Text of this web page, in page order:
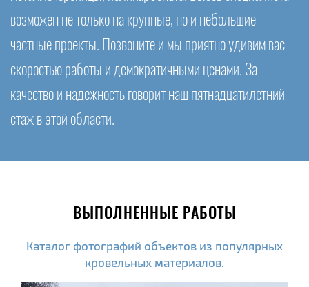
возможен не только на крупные, но и небольшие
частные проекты. Позвоните и мы приятно удивим вас
скоростью работы и демократичными ценами. За
качество и надежность говорит наш пятнадцатилетний
стаж в этой области.
ВЫПОЛНЕННЫЕ РАБОТЫ
Каталог фотографий объектов из популярных
кровельных материалов.